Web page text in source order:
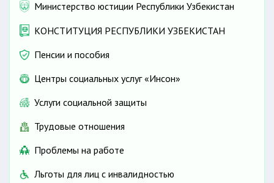
Министерство юстиции Республики Узбекистан
КОНСТИТУЦИЯ РЕСПУБЛИКИ УЗБЕКИСТАН
Пенсии и пособия
Центры социальных услуг «Инсон»
Услуги социальной защиты
Трудовые отношения
Проблемы на работе
Льготы для лиц с инвалидностью